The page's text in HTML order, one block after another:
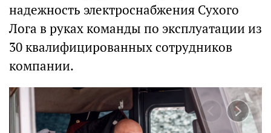
надежность электроснабжения Сухого
Лога в руках команды по эксплуатации из
30 квалифицированных сотрудников
компании.